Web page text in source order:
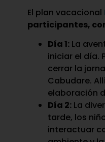
El plan vacacional
participantes,
Día 1:La
iniciar el día.
cerrar la
Cabudare.
elaboración
Día 2:La
tarde, los
interactuar